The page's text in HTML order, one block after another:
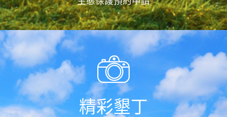
精彩墾丁